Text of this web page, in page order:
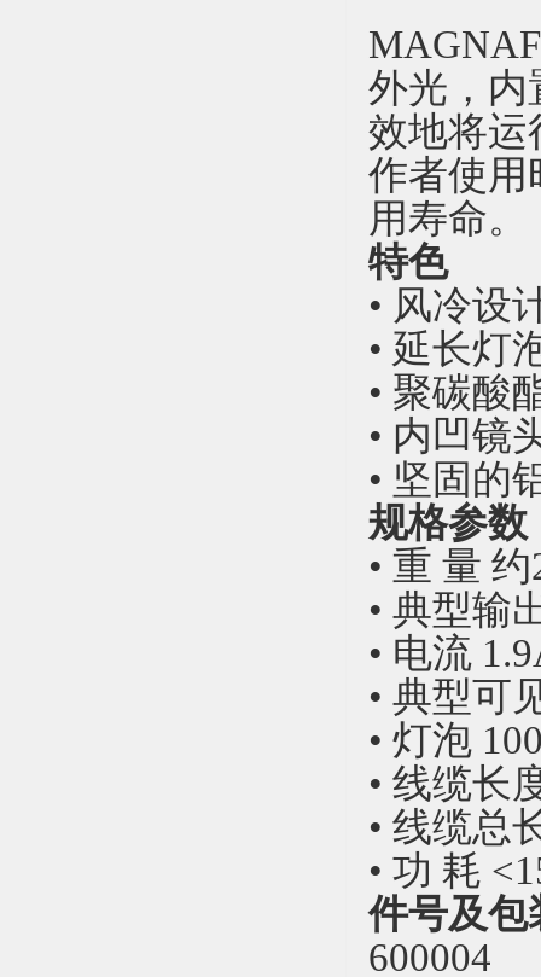
外光，内
效地将运
作者使用
用寿命。
特色
• 风冷设
• 延长灯
• 聚碳酸
• 内凹镜
• 坚固的
规格参数
• 重 量
• 典型输
• 电流
• 典型可
• 灯泡
• 线缆长
• 线缆总
• 功 耗
件号及包
600004